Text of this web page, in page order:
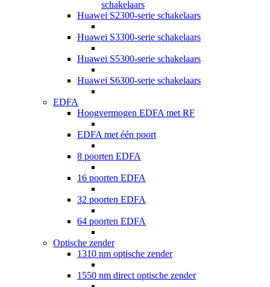
schakelaars
Huawei S2300-serie schakelaars
Huawei S3300-serie schakelaars
Huawei S5300-serie schakelaars
Huawei S6300-serie schakelaars
EDFA
Hoogvermogen EDFA met RF
EDFA met één poort
8 poorten EDFA
16 poorten EDFA
32 poorten EDFA
64 poorten EDFA
Optische zender
1310 nm optische zender
1550 nm direct optische zender